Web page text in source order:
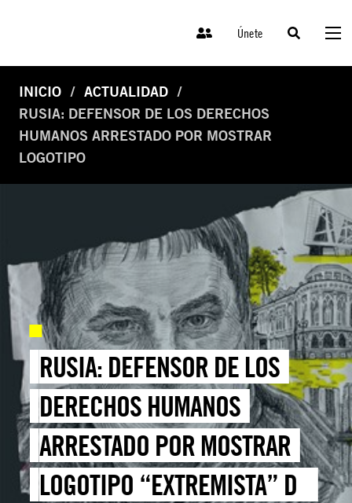
Únete
INICIO
ACTUALIDAD
RUSIA: DEFENSOR DE LOS DERECHOS
HUMANOS ARRESTADO POR MOSTRAR
LOGOTIPO
RUSIA: DEFENSOR DE LOS
DERECHOS HUMANOS
ARRESTADO POR MOSTRAR
LOGOTIPO “EXTREMISTA” DE